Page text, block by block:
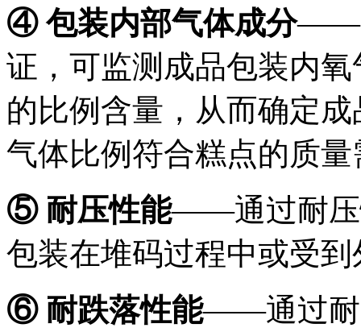
④ 包装内部气体成分——
证，可监测成品包装内
的比例含量，从而确定
气体比例符合糕点的质量
⑤ 耐压性能——通过耐压
包装在堆码过程中或受
⑥ 耐跌落性能——通过耐